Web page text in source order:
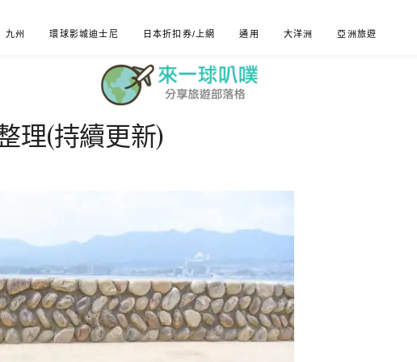
九州 環球影城迪士尼 日本折扣券/上網 通用 大洋洲 亞洲旅遊
理(持續更新)